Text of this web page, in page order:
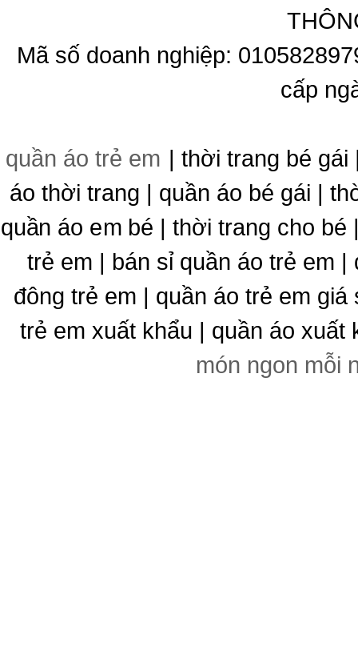
Mã số doanh nghiệp:
cấp
quần áo trẻ em | thời trang bé gái
áo thời trang | quần áo bé gái |
quần áo em bé | thời trang cho
trẻ em | bán sỉ quần áo trẻ em
đông trẻ em | quần áo trẻ em
trẻ em xuất khẩu | quần áo xuất
món ngon mỗi